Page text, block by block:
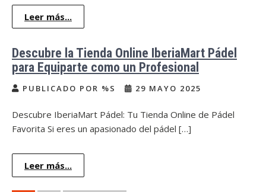
Leer más...
Descubre la Tienda Online IberiaMart Pádel
para Equiparte como un Profesional
PUBLICADO POR %S 29 MAYO 2025
Descubre IberiaMart Pádel: Tu Tienda Online de Pádel
Favorita Si eres un apasionado del pádel […]
Leer más...